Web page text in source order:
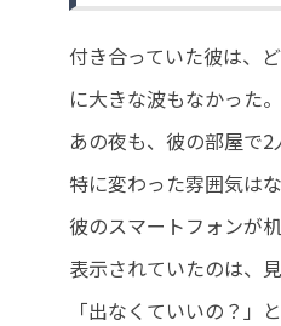
付き合っていた彼は、
に大きな波もなかった
あの夜も、彼の部屋で2
特に変わった雰囲気は
彼のスマートフォンが
表示されていたのは、
「出なくていいの？」